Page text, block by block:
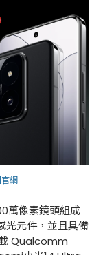
網
萬像素鏡頭組成
光元件，並且具備
Qualcomm